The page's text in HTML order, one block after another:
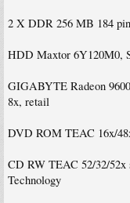
2 X DDR 256 MB 184
HDD Maxtor 6Y120M0,
GIGABYTE Radeon
8x, retail
DVD ROM TEAC 16x/
CD RW TEAC 52/32/
Technology